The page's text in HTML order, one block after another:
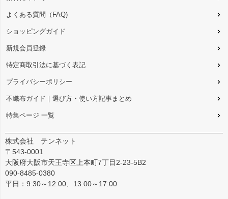
よくある質問（FAQ)
ショッピングガイド
新規会員登録
特定商取引法に基づく表記
プライバシーポリシー
不織布ガイド｜選び方・使い方記事まとめ
特集ページ 一覧
株式会社 テンネット
〒543-0001
大阪府大阪市天王寺区上本町7丁目2-23-5B2
090-8485-0380
平日：9:30～12:00、13:00～17:00